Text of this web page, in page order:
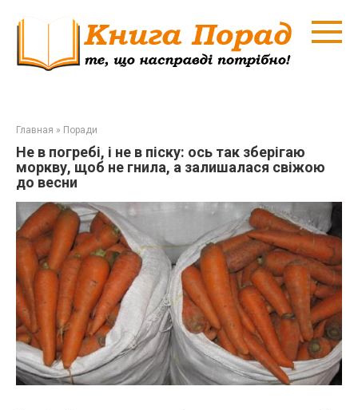
Главная » Поради
Не в погребі, і не в піску: ось так зберігаю
моркву, щоб не гнила, а залишалася свіжою
до весни